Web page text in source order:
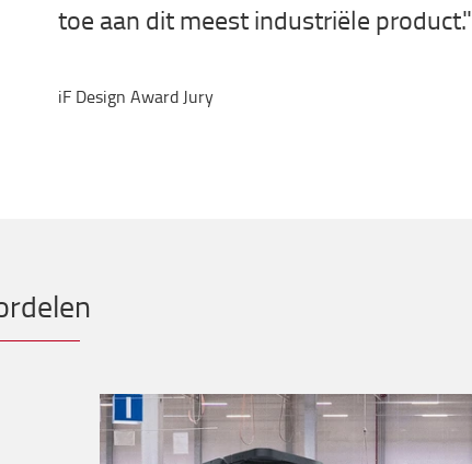
toe aan dit meest industriële product."
iF Design Award Jury